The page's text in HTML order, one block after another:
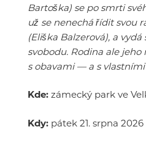
Bartoška) se po smrti
už se nenechá řídit svou
(Eliška Balzerová), a
svobodu. Rodina ale jeho
s obavami — a s vlastními
Kde: zámecký park ve
Kdy: pátek 21. srpna 2026